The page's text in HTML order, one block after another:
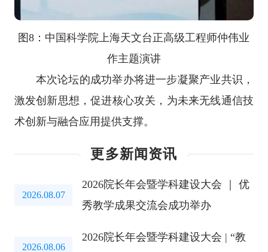
图8：中国科学院上海天文台正高级工程师仲伟业
作主题演讲
本次论坛的成功举办将进一步凝聚产业共识，
激发创新思想，促进核心攻关，为未来无线通信技
术创新与融合应用提供支撑。
更多新闻资讯
2026.08.07
2026院长年会暨学科建设大会 ｜ 优
秀教学成果交流会成功举办
2026.08.06
2026院长年会暨学科建设大会 | “教